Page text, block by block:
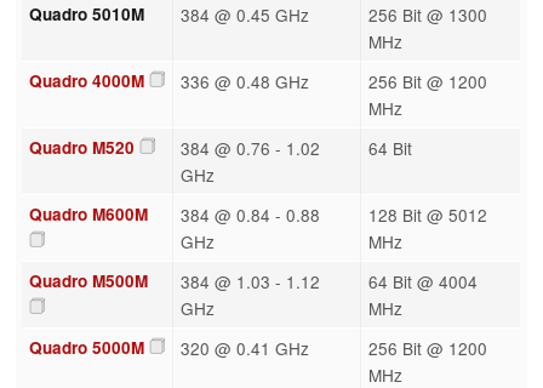
Quadro 5010M 384 @ 0.45 GHz
256 Bit @ 1300
MHz
Quadro 4000M 336 @ 0.48 GHz
256 Bit @ 1200
MHz
Quadro M520
384 @ 0.76 - 1.02
GHz
64 Bit
Quadro M600M
384 @ 0.84 - 0.88
GHz
128 Bit @ 5012
MHz
Quadro M500M
384 @ 1.03 - 1.12
GHz
64 Bit @ 4004
MHz
Quadro 5000M 320 @ 0.41 GHz
256 Bit @ 1200
MHz